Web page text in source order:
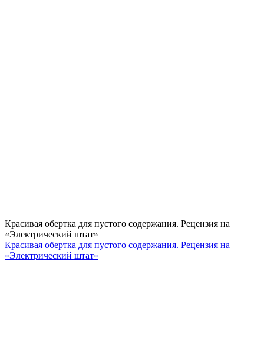
Красивая обертка для пустого содержания. Рецензия на
«Электрический штат»
Красивая обертка для пустого содержания. Рецензия на
«Электрический штат»